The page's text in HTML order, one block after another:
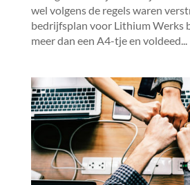
wel volgens de regels waren
bedrijfsplan voor Lithium Werks
meer dan een A4-tje en voldeed...